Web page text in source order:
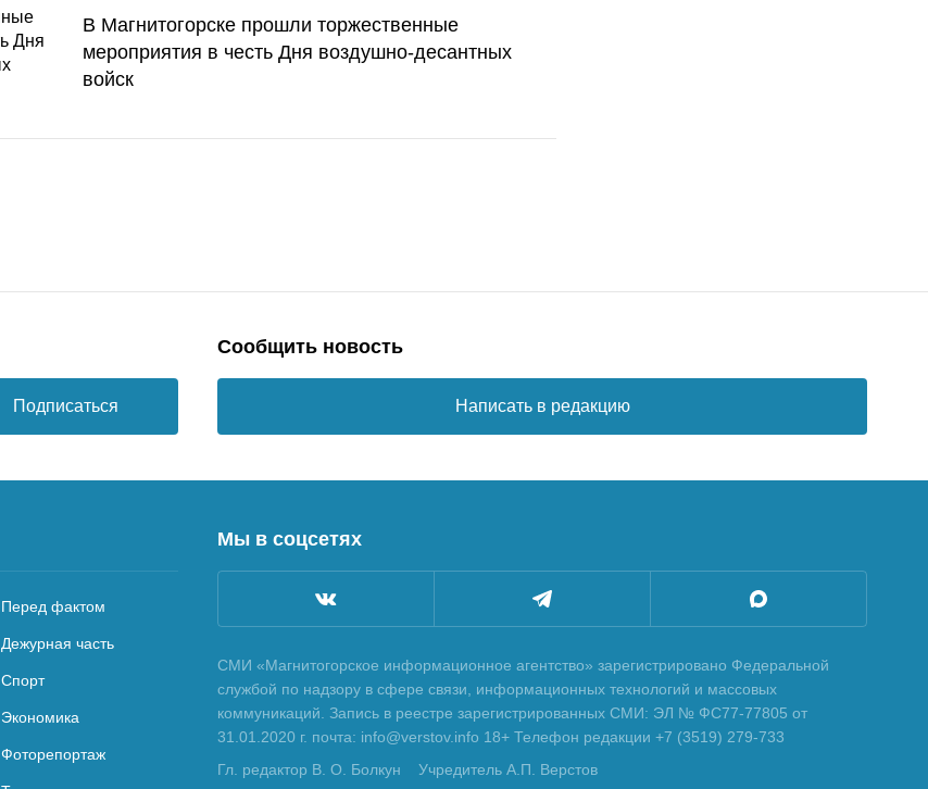
В Магнитогорске прошли торжественные
мероприятия в честь Дня воздушно-десантных
войск
Подписаться
Сообщить новость
Написать в редакцию
Перед фактом
Дежурная часть
Спорт
Экономика
Фоторепортаж
Мы в соцсетях
СМИ «Магнитогорское информационное агентство» зарегистрировано Федеральной
службой по надзору в сфере связи, информационных технологий и массовых
коммуникаций. Запись в реестре зарегистрированных СМИ: ЭЛ № ФС77-77805 от
31.01.2020 г. почта: info@verstov.info 18+ Телефон редакции +7 (3519) 279-733
Гл. редактор В. О. Болкун
Учредитель А.П. Верстов